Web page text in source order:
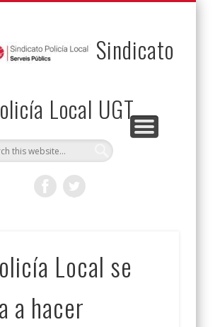
Sindicato
Local UGT
Local se
a hacer